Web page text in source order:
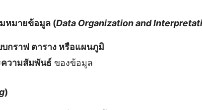
หมายข้อมูล (Data Organization and
กราฟ ตาราง หรือแผนภูมิ
วามสัมพันธ์ ของข้อมูล
)